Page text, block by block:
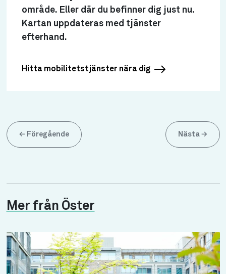
område. Eller där du befinner dig just nu.
Kartan uppdateras med tjänster
efterhand.
Hitta mobilitetstjänster nära dig
← Föregående Nästa →
Mer från Öster